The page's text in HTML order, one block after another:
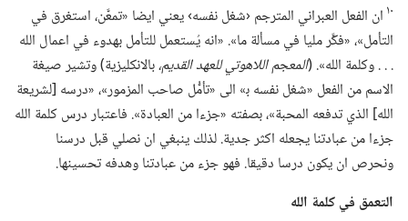
١٠ ان الفعل العبراني المترجم ‹شغل نفسه› يعني ايضا «تمعَّن،‏ استغرق في
التأمل»،‏ «فكَّر مليا في مسألة ما».‏ «انه يُستعمل للتأمل بهدوء في اعمال الله
.‏ .‏ .‏ وكلمة الله».‏ (‏المعجم اللاهوتي للعهد القديم،‏بالانكليزية)‏ وتشير صيغة
الاسم من الفعل «شغل نفسه ب‍» الى «تأمُّل صاحب المزمور»،‏ «درسه [لشريعة
الله] الذي تدفعه المحبة»،‏ بصفته «جزءا من العبادة».‏ فاعتبار درس كلمة الله
جزءا من عبادتنا يجعله اكثر جدية.‏ لذلك ينبغي ان نصلي قبل درسنا
ونحرص ان يكون درسا دقيقا.‏ فهو جزء من عبادتنا وهدفه تحسينها.‏
التعمق فيكلمة الله